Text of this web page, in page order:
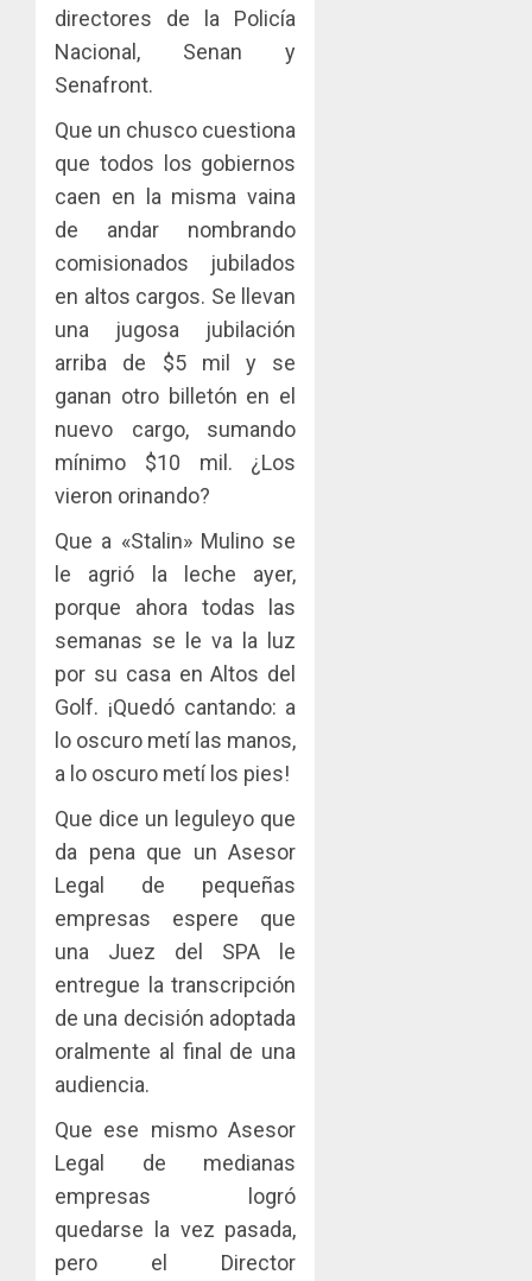
directores de la Policía
Nacional, Senan y
Senafront.
Que un chusco cuestiona
que todos los gobiernos
caen en la misma vaina
de andar nombrando
comisionados jubilados
en altos cargos. Se llevan
una jugosa jubilación
arriba de $5 mil y se
ganan otro billetón en el
nuevo cargo, sumando
mínimo $10 mil. ¿Los
vieron orinando?
Que a «Stalin» Mulino se
le agrió la leche ayer,
porque ahora todas las
semanas se le va la luz
por su casa en Altos del
Golf. ¡Quedó cantando: a
lo oscuro metí las manos,
a lo oscuro metí los pies!
Que dice un leguleyo que
da pena que un Asesor
Legal de pequeñas
empresas espere que
una Juez del SPA le
entregue la transcripción
de una decisión adoptada
oralmente al final de una
audiencia.
Que ese mismo Asesor
Legal de medianas
empresas logró
quedarse la vez pasada,
pero el Director